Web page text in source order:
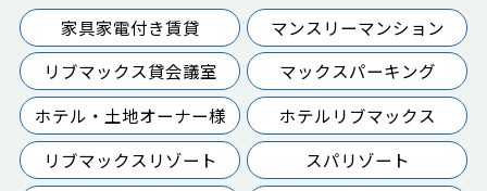
家具家電付き賃貸
マンスリーマンション
リブマックス貸会議室
マックスパーキング
ホテル・土地オーナー様
ホテルリブマックス
リブマックスリゾート
スパリゾート